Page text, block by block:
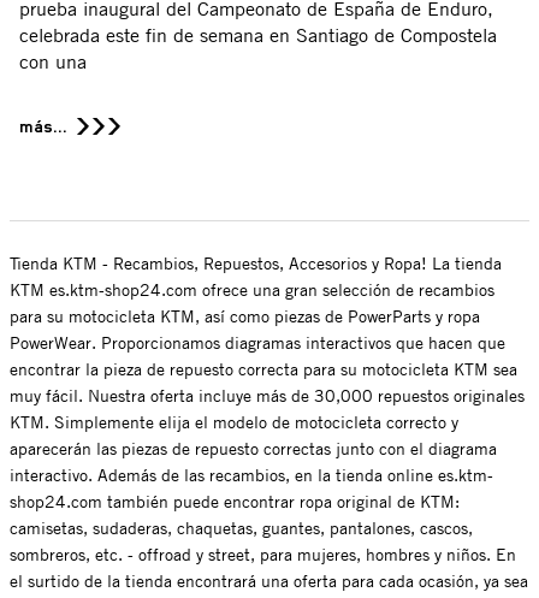
prueba inaugural del Campeonato de España de Enduro,
celebrada este fin de semana en Santiago de Compostela
con una
más...
Tienda KTM - Recambios, Repuestos, Accesorios y Ropa! La tienda
KTM es.ktm-shop24.com ofrece una gran selección de recambios
para su motocicleta KTM, así como piezas de PowerParts y ropa
PowerWear. Proporcionamos diagramas interactivos que hacen que
encontrar la pieza de repuesto correcta para su motocicleta KTM sea
muy fácil. Nuestra oferta incluye más de 30,000 repuestos originales
KTM. Simplemente elija el modelo de motocicleta correcto y
aparecerán las piezas de repuesto correctas junto con el diagrama
interactivo. Además de las recambios, en la tienda online es.ktm-
shop24.com también puede encontrar ropa original de KTM:
camisetas, sudaderas, chaquetas, guantes, pantalones, cascos,
sombreros, etc. - offroad y street, para mujeres, hombres y niños. En
el surtido de la tienda encontrará una oferta para cada ocasión, ya sea